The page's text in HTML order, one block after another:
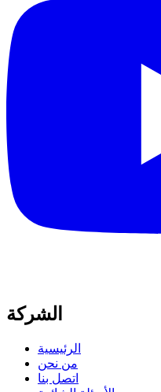
الشركة
الرئيسية
من نحن
اتصل بنا